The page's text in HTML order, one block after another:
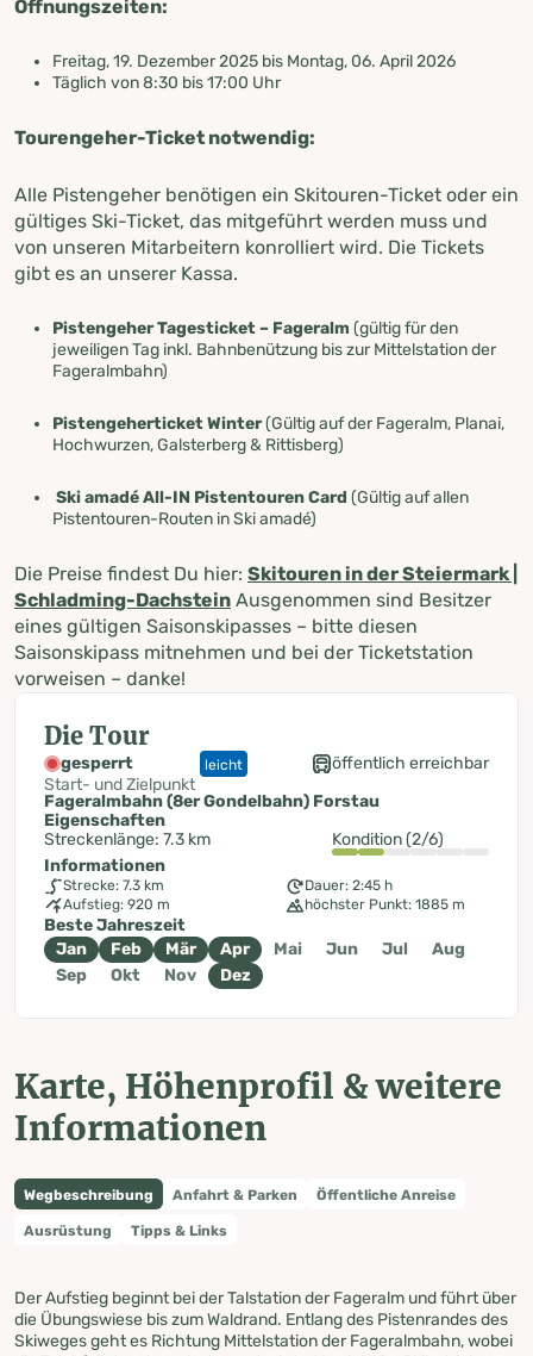
Öffnungszeiten:
Freitag, 19. Dezember 2025 bis Montag, 06. April 2026
Täglich von 8:30 bis 17:00 Uhr
Tourengeher-Ticket notwendig:
Alle Pistengeher benötigen ein Skitouren-Ticket oder ein
gültiges Ski-Ticket, das mitgeführt werden muss und
von unseren Mitarbeitern konrolliert wird. Die Tickets
gibt es an unserer Kassa.
Pistengeher Tagesticket – Fageralm (gültig für den
jeweiligen Tag inkl. Bahnbenützung bis zur Mittelstation der
Fageralmbahn)
Pistengeherticket Winter(Gültig auf der Fageralm, Planai,
Hochwurzen, Galsterberg & Rittisberg)
Ski amadé All-IN Pistentouren Card (Gültig auf allen
Pistentouren-Routen in Ski amadé)
Die Preise findest Du hier: Skitouren in der Steiermark |
Schladming-Dachstein Ausgenommen sind Besitzer
eines gültigen Saisonskipasses – bitte diesen
Saisonskipass mitnehmen und bei der Ticketstation
vorweisen – danke!
Die Tour
gesperrt leicht
öffentlich erreichbar
Start- und Zielpunkt
Fageralmbahn (8er Gondelbahn) Forstau
Eigenschaften
Streckenlänge: 7.3 km
Kondition (2/6)
Informationen
Strecke: 7.3 km
Dauer: 2:45 h
Aufstieg: 920 m
höchster Punkt: 1885 m
Beste Jahreszeit
Jan
Feb Mär Apr Mai Jun Jul
Aug
Sep
Okt Nov Dez
Karte, Höhenprofil & weitere
Informationen
Wegbeschreibung Anfahrt & Parken Öffentliche Anreise
Ausrüstung Tipps & Links
Der Aufstieg beginnt bei der Talstation der Fageralm und führt über
die Übungswiese bis zum Waldrand. Entlang des Pistenrandes des
Skiweges geht es Richtung Mittelstation der Fageralmbahn, wobei